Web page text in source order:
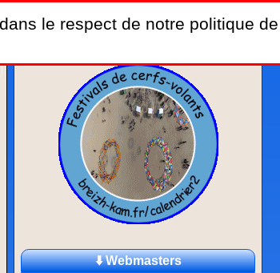
⬇️ Webmasters
le respect de notre politique de